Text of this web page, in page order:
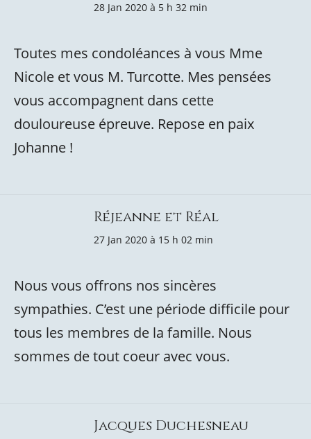
28 Jan 2020 à 5 h 32 min
Toutes mes condoléances à vous Mme
Nicole et vous M. Turcotte. Mes pensées
vous accompagnent dans cette
douloureuse épreuve. Repose en paix
Johanne !
Réjeanne et Réal
27 Jan 2020 à 15 h 02 min
Nous vous offrons nos sincères
sympathies. C’est une période difficile pour
tous les membres de la famille. Nous
sommes de tout coeur avec vous.
Jacques Duchesneau